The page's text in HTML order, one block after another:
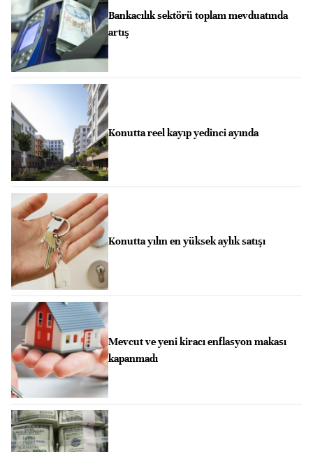
Bankacılık sektörü toplam mevduatında
artış
Konutta reel kayıp yedinci ayında
Konutta yılın en yüksek aylık satışı
Mevcut ve yeni kiracı enflasyon makası
kapanmadı